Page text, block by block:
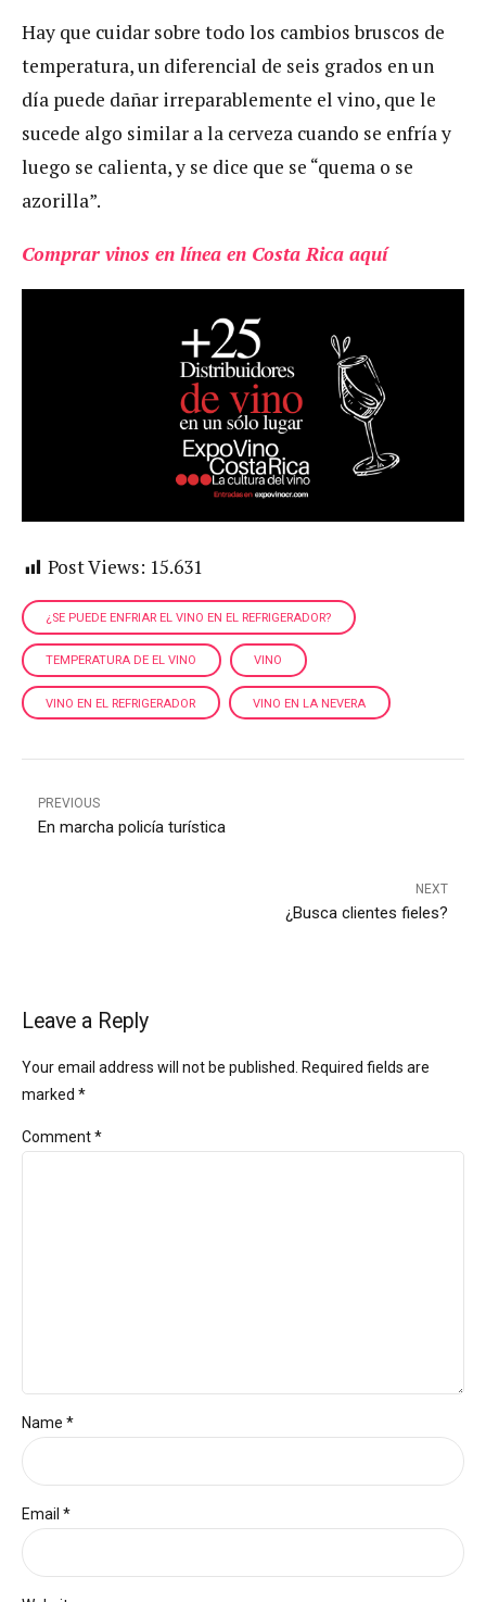
Hay que cuidar sobre todo los cambios bruscos de
temperatura, un diferencial de seis grados en un
día puede dañar irreparablemente el vino, que le
sucede algo similar a la cerveza cuando se enfría y
luego se calienta, y se dice que se “quema o se
azorilla”.
Comprar vinos en línea en Costa Rica aquí
Post Views: 15.631
¿SE PUEDE ENFRIAR EL VINO EN EL REFRIGERADOR?
TEMPERATURA DE EL VINO VINO
VINO EN EL REFRIGERADOR VINO EN LA NEVERA
PREVIOUS
En marcha policía turística
NEXT
¿Busca clientes fieles?
Leave a Reply
Your email address will not be published. Required fields are
marked *
Comment*
Name *
Email *